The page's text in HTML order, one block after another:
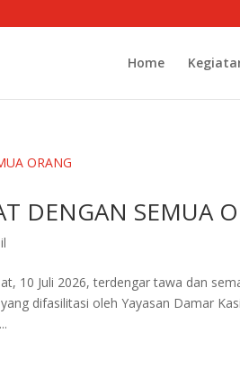
Home
DENGAN SEMUA
10 Juli 2026, terdengar tawa dan
difasilitasi oleh Yayasan Damar